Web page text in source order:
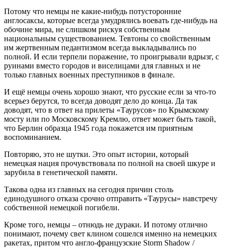
Потому что немцы не какие-нибудь потусторонние
англосаксы, которые всегда умудрялись воевать где-нибудь на
обочине мира, не слишком рискуя собственным
национальным существованием. Тевтоны со свойственным
им жертвенным педантизмом всегда выкладывались по
полной. И если терпели поражение, то проигрывали вдрызг, с
руинами вместо городов и виселицами для главных и не
только главных военных преступников в финале.
И ещё немцы очень хорошо знают, что русские если за что-то
всерьез берутся, то всегда доводят дело до конца. Да так
доводят, что в ответ на прилеты «Таурусов» по Крымскому
мосту или по Московскому Кремлю, ответ может быть такой,
что Берлин образца 1945 года покажется им приятным
воспоминанием.
Повторяю, это не шутки. Это опыт истории, который
немецкая нация прочувствовала по полной на своей шкуре и
зарубила в генетической памяти.
Такова одна из главных на сегодня причин столь
единодушного отказа срочно отправить «Таурусы» навстречу
собственной немецкой погибели.
Кроме того, немцы – отнюдь не дураки. И потому отлично
понимают, почему свет клином сошелся именно на немецких
ракетах, притом что англо-французские Storm Shadow /